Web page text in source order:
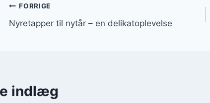
Indlægsnavigation
FORRIGE
Nyretapper til nytår – en delikatoplevelse
indlæg